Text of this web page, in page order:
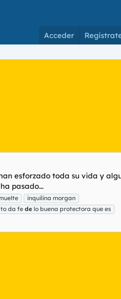
Acceder
esforzado toda su vida y
pasado...
inquilina morgan
da fede lo buena protectora que es